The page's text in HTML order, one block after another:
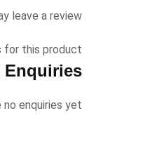
leave a review.
this product!
Enquiries
no enquiries yet.